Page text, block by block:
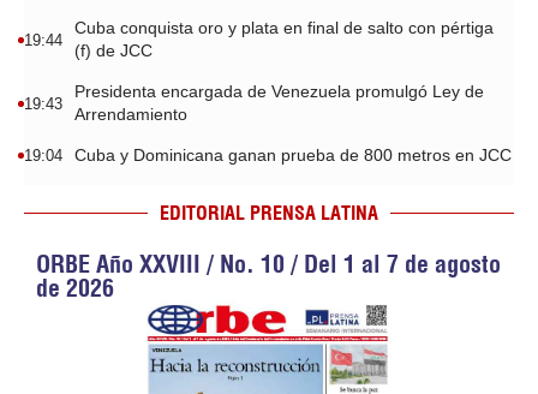
19:44
Cuba conquista oro y plata en final de salto con pértiga
(f) de JCC
19:43
Presidenta encargada de Venezuela promulgó Ley de
Arrendamiento
19:04 Cuba y Dominicana ganan prueba de 800 metros en JCC
EDITORIAL PRENSA LATINA
ORBE Año XXVIII / No. 10 / Del 1 al 7 de agosto
de 2026